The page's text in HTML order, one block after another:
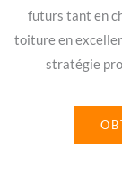
futurs tant en
toiture en
stratégie